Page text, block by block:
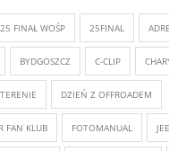
25 FINAŁ WOŚP 25FINAL
BYDGOSZCZ C-CLIP
DZIEŃ Z OFFROADEM
FAN KLUB FOTOMANUAL